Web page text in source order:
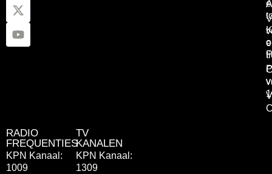
RADIO
FREQUENTIES
KPN Kanaal:
1009
TV
KANALEN
KPN Kanaal:
1309